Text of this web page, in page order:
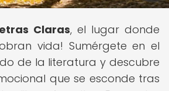
Claras, el lugar donde
vida! Sumérgete en el
de la literatura y descubre
que se esconde tras